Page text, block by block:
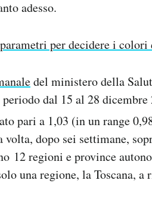
adesso.
per decidere i
del ministero della
dal 15 al 28
pari a 1,03 (in un range
volta, dopo sei settimane,
12 regioni e province
una regione, la Toscana, a